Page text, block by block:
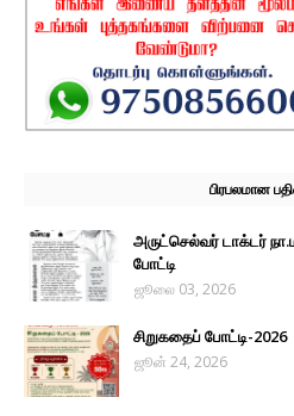
பிரபலமான
அருட்செல்வர் டாக்டர்
போட்டி
ஜூலை 03, 2026
சிறுகதைப் போட்டி-2026
ஜூன் 24, 2026